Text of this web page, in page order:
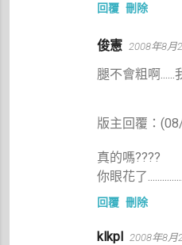
回覆 刪除
俊憲 2008年8月
腿不會粗啊
版主回覆：
真的嗎????
你眼花了...............
回覆 刪除
klkpl 2008年8月